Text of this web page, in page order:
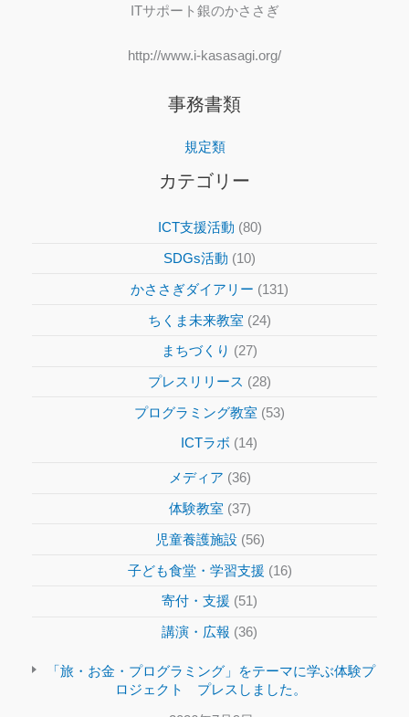
ITサポート銀のかささぎ
http://www.i-kasasagi.org/
事務書類
規定類
カテゴリー
ICT支援活動 (80)
SDGs活動 (10)
かささぎダイアリー (131)
ちくま未来教室 (24)
まちづくり (27)
プレスリリース (28)
プログラミング教室 (53)
ICTラボ (14)
メディア (36)
体験教室 (37)
児童養護施設(56)
子ども食堂・学習支援 (16)
寄付・支援 (51)
講演・広報 (36)
「旅・お金・プログラミング」をテーマに学ぶ体験プ
ロジェクト プレスしました。